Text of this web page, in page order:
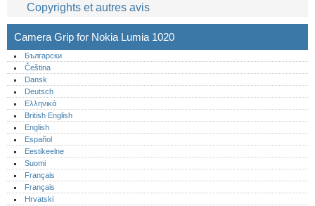
Copyrights et autres avis
Camera Grip for Nokia Lumia 1020
Български
Čeština
Dansk
Deutsch
Ελληνικά
British English
English
Español
Eestikeelne
Suomi
Français
Français
Hrvatski